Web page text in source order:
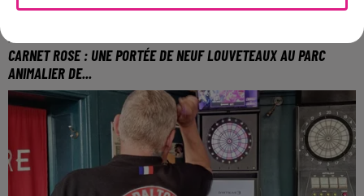
22 mai 2026
CARNET ROSE : UNE PORTÉE DE NEUF LOUVETEAUX AU PARC
ANIMALIER DE...
Un événement pour le parc lorrain.